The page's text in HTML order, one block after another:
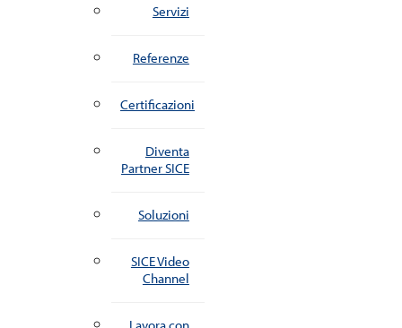
Servizi
Referenze
Certificazioni
Diventa
Partner SICE
Soluzioni
SICE Video
Channel